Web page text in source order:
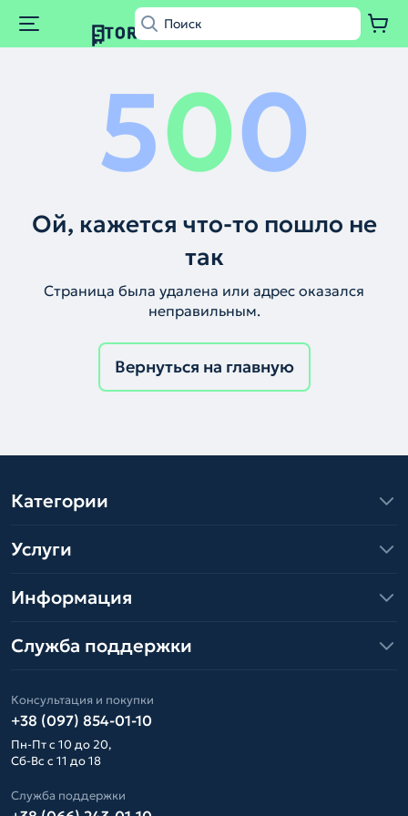
500
Ой, кажется что-то пошло не
так
Страница была удалена или адрес оказался
неправильным.
Вернуться на главную
Категории
Услуги
Информация
Служба поддержки
Консультация и покупки
+38 (097) 854-01-10
Пн-Пт с 10 до 20,
Сб-Вс с 11 до 18
Служба поддержки